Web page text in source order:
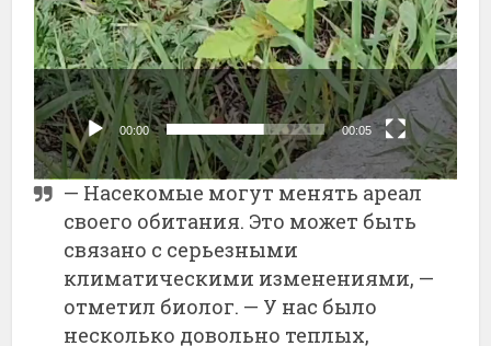
00:00 00:05
— Насекомые могут менять ареал
своего обитания. Это может быть
связано с серьезными
климатическими изменениями, —
отметил биолог. — У нас было
несколько довольно теплых,